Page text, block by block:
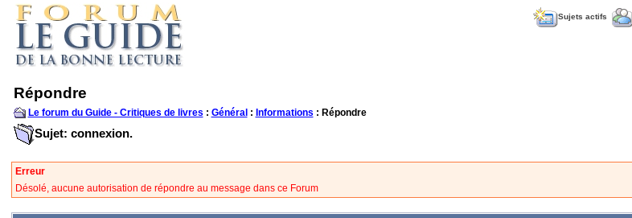
Sujets actifs
Répondre
Le forum du Guide - Critiques de livres : Général : Informations : Répondre
Sujet: connexion.
Erreur
Désolé, aucune autorisation de répondre au message dans ce Forum